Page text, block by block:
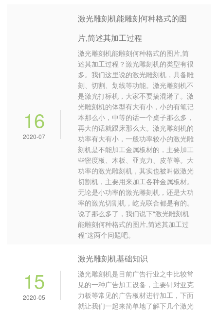
16
2020-07
激光雕刻机能雕刻何种格式的图
片,简述其加工过程
激光雕刻机能雕刻何种格式的图片,简
述其加工过程？激光雕刻机的类型有很
多。我们这里说的激光雕刻机，具备雕
刻、切割、划线等功能。激光雕刻机不
是激光打标机，大家不要搞混淆了。激
光雕刻机的体型有大有小，小的有笔记
本那么小，中等的话一个桌子那么多，
再大的话就跟床那么大。激光雕刻机的
功率有大有小，一般功率较小的激光雕
刻机是不能加工金属板材的，主要加工
些密度板、木板、亚克力、皮革等。大
功率的激光雕刻机，其实也被叫做激光
切割机，主要用来加工各种金属板材。
无论是小功率的激光雕刻机，还是大功
率的激光切割机，屹克联合都是有的。
说了那么多了，我们说下“激光雕刻机
能雕刻何种格式的图片,简述其加工过
程”这两个问题吧。
15
2020-05
激光雕刻机基础知识
激光雕刻机是目前广告行业之中比较常
见的一种广告加工设备，主要针对亚克
力板等常见的广告板材进行加工，下面
就让我们一起来简单地了解下几个激光